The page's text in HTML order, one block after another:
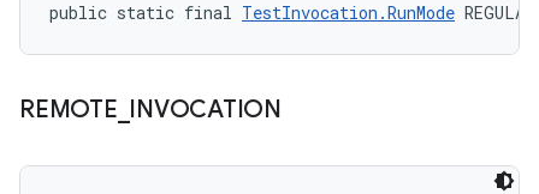
public static final TestInvocation.RunMode REGULAR
REMOTE INVOCATION